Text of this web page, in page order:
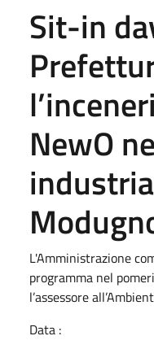
Sit-in
NewO
L'Amministrazione
programma nel
l’assessore
Data :